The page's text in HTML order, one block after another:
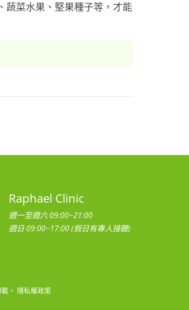
蔬菜水果、堅果種子等，才能
Raphael Clinic
週一至週六 09:00~21:00
週日 09:00~17:00 (假日有專人接聽)
。 隱私權政策